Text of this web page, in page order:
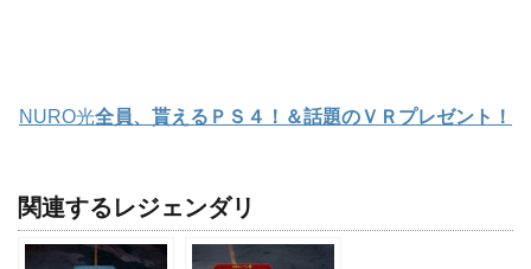
NURO光全員、貰えるＰＳ４！＆話題のＶＲプレゼント！
関連するレジェンダリ